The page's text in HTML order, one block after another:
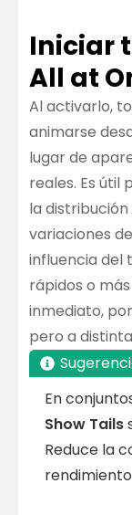
Iniciar
All at
Al activarlo,
animarse
lugar de
reales. Es útil
la
variaciones
influencia del
rápidos o
inmediato,
pero a
En
Show Tails
Reduce la